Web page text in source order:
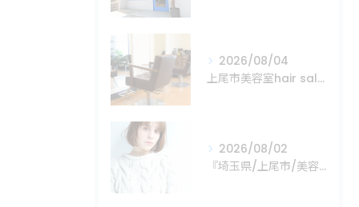
2026/08/04
上尾市美容室hair salon Mare
2026/08/02
『埼玉県/上尾市/美容室』